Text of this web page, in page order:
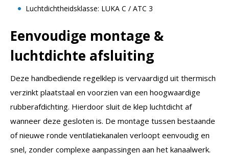
Luchtdichtheidsklasse: LUKA C / ATC 3
Eenvoudige montage &
luchtdichte afsluiting
Deze handbediende regelklep is vervaardigd uit thermisch
verzinkt plaatstaal en voorzien van een hoogwaardige
rubberafdichting. Hierdoor sluit de klep luchtdicht af
wanneer deze gesloten is. De montage tussen bestaande
of nieuwe ronde ventilatiekanalen verloopt eenvoudig en
snel, zonder complexe aanpassingen aan het kanaalwerk.